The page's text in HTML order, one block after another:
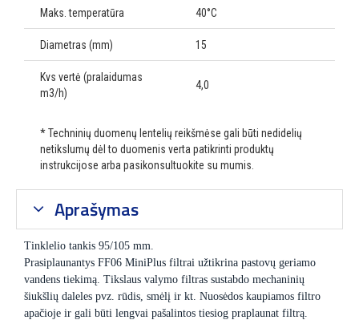
Maks. temperatūra 40°C
Diametras (mm) 15
Kvs vertė (pralaidumas
m3/h)
4,0
* Techninių duomenų lentelių reikšmėse gali būti nedidelių
netikslumų dėl to duomenis verta patikrinti produktų
instrukcijose arba pasikonsultuokite su mumis.
Aprašymas
Tinklelio tankis 95/105 mm.
Prasiplaunantys FF06 MiniPlus filtrai užtikrina pastovų geriamo
vandens tiekimą. Tikslaus valymo filtras sustabdo mechaninių
šiukšlių daleles pvz. rūdis, smėlį ir kt. Nuosėdos kaupiamos filtro
apačioje ir gali būti lengvai pašalintos tiesiog praplaunat filtrą.